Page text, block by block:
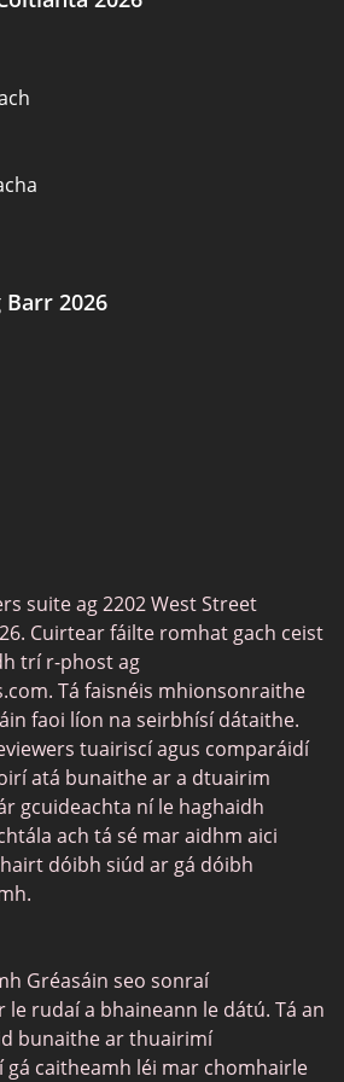
Fásta
2026
suite ag 2202 West Street
Cuirtear fáilte romhat gach ceist
trí r-phost ag
. Tá faisnéis mhionsonraithe
faoi líon na seirbhísí dátaithe.
tuairiscí agus comparáidí
atá bunaithe ar a dtuairim
gcuideachta ní le haghaidh
ach tá sé mar aidhm aici
dóibh siúd ar gá dóibh
Gréasáin seo sonraí
rudaí a bhaineann le dátú. Tá an
bunaithe ar thuairimí
gá caitheamh léi mar chomhairle